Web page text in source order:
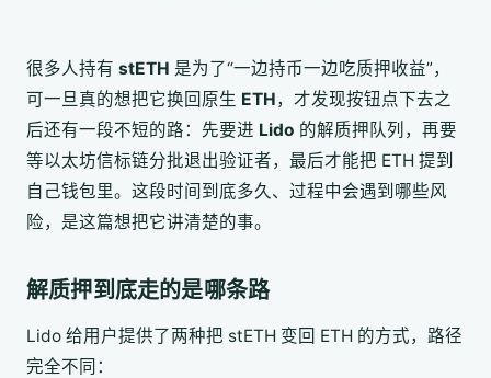
很多人持有 stETH 是为了“一边持币一边吃质押收益”，
可一旦真的想把它换回原生 ETH，才发现按钮点下去之
后还有一段不短的路：先要进 Lido 的解质押队列，再要
等以太坊信标链分批退出验证者，最后才能把 ETH 提到
自己钱包里。这段时间到底多久、过程中会遇到哪些风
险，是这篇想把它讲清楚的事。
解质押到底走的是哪条路
Lido 给用户提供了两种把 stETH 变回 ETH 的方式，路径
完全不同：